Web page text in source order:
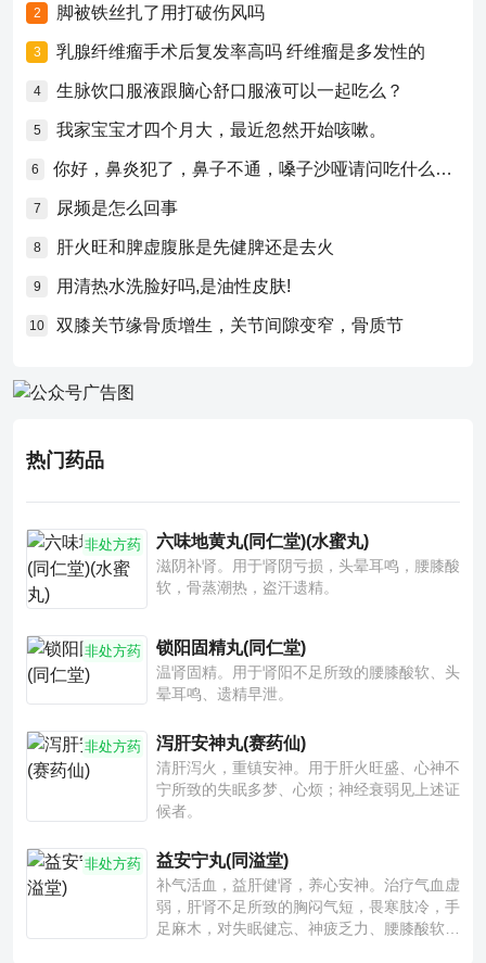
2 脚被铁丝扎了用打破伤风吗
3 乳腺纤维瘤手术后复发率高吗 纤维瘤是多发性的
4 生脉饮口服液跟脑心舒口服液可以一起吃么？
5 我家宝宝才四个月大，最近忽然开始咳嗽。
6 你好，鼻炎犯了，鼻子不通，嗓子沙哑请问吃什么药比较好？
7 尿频是怎么回事
8 肝火旺和脾虚腹胀是先健脾还是去火
9 用清热水洗脸好吗,是油性皮肤!
10 双膝关节缘骨质增生，关节间隙变窄，骨质节
热门药品
非处方药 六味地黄丸(同仁堂)(水蜜丸)
滋阴补肾。用于肾阴亏损，头晕耳鸣，腰膝酸
软，骨蒸潮热，盗汗遗精。
非处方药 锁阳固精丸(同仁堂)
温肾固精。用于肾阳不足所致的腰膝酸软、头
晕耳鸣、遗精早泄。
非处方药 泻肝安神丸(赛药仙)
清肝泻火，重镇安神。用于肝火旺盛、心神不
宁所致的失眠多梦、心烦；神经衰弱见上述证
候者。
非处方药 益安宁丸(同溢堂)
补气活血，益肝健肾，养心安神。治疗气血虚
弱，肝肾不足所致的胸闷气短，畏寒肢冷，手
足麻木，对失眠健忘、神疲乏力、腰膝酸软也